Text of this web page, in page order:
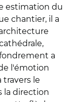
estimation du
chantier, il a
a
l'émotion
travers le
la direction